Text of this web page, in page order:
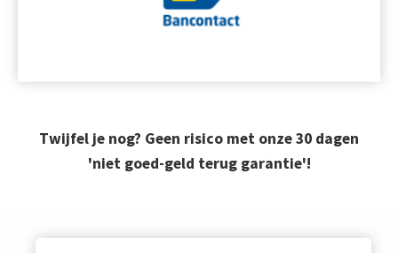
Twijfel je nog? Geen risico met onze 30 dagen
'niet goed-geld terug garantie'!